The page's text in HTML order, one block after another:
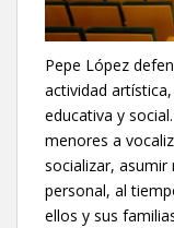
Pepe López
actividad
educativa y
menores a
socializar, asumir
personal, al
ellos y sus